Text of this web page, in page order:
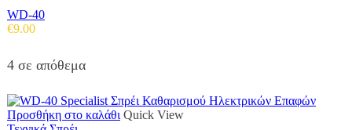
WD-40
€9.00
4 σε απόθεμα
Προσθήκη στο καλάθι Quick View